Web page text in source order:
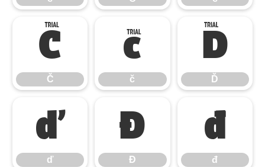
Č
Č
č
č
Ď
Ď
ď
ď
Đ
Đ
đ
đ